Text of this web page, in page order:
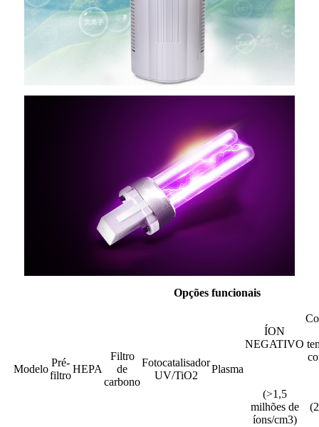
Opções funcionais
Modelo
Pré-
filtro
HEPA
Filtro
de
carbono
Fotocatalisador
UV/TiO2
Plasma
ÍON
NEGATIVO
(>1,5
milhões de
íons/cm3)